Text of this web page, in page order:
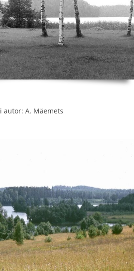
autor: A. Mäemets